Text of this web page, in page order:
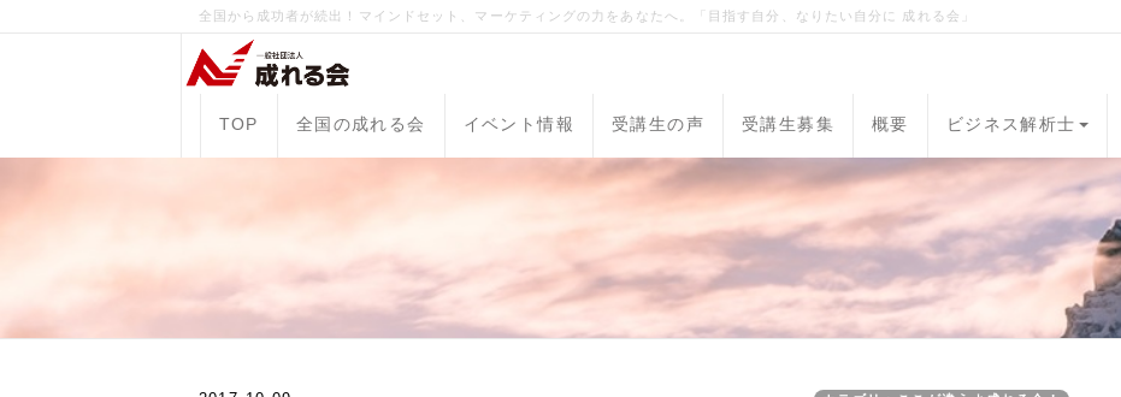
全国から成功者が続出！マインドセット、マーケティングの力をあなたへ。「目指す自分、なりたい自分に 成れる会」
TOP 全国の成れる会 イベント情報 受講生の声 受講生募集 概要 ビジネス解析士